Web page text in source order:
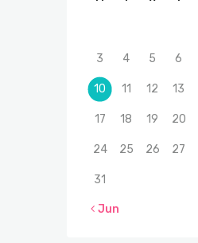
3 4 5 6
10 11 12 13
17 18 19 20
24 25 26 27
31
« Jun